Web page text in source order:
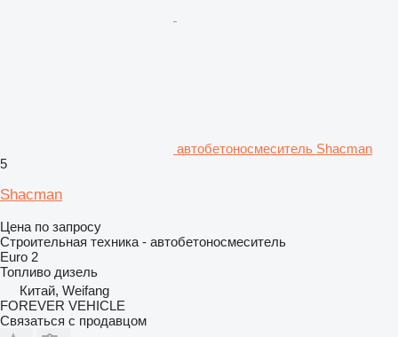
автобетоносмеситель Shacman
5
Shacman
Цена по запросу
Строительная техника - автобетоносмеситель
Euro 2
Топливо дизель
Китай, Weifang
FOREVER VEHICLE
Связаться с продавцом